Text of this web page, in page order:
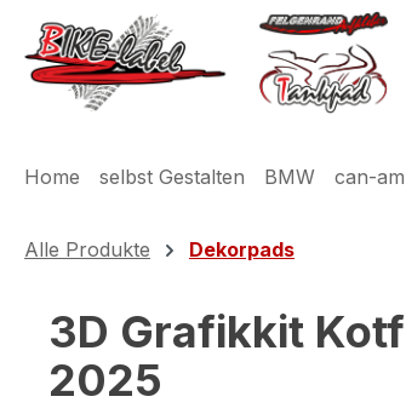
Hauptinhalt springen
Zur Suche springen
Zur Hauptnavigation springen
Home selbst Gestalten BMW can-am
Alle Produkte Dekorpads
3D Grafikkit
2025